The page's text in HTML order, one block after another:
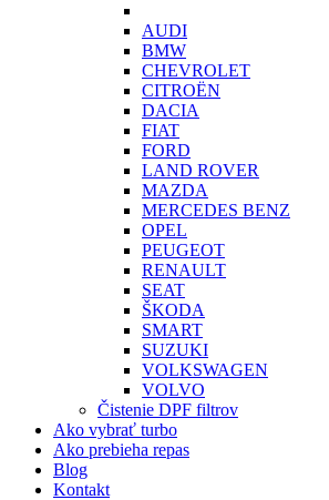
AUDI
BMW
CHEVROLET
CITROËN
DACIA
FIAT
FORD
LAND ROVER
MAZDA
MERCEDES BENZ
OPEL
PEUGEOT
RENAULT
SEAT
ŠKODA
SMART
SUZUKI
VOLKSWAGEN
VOLVO
Čistenie DPF filtrov
Ako vybrať turbo
Ako prebieha repas
Blog
Kontakt